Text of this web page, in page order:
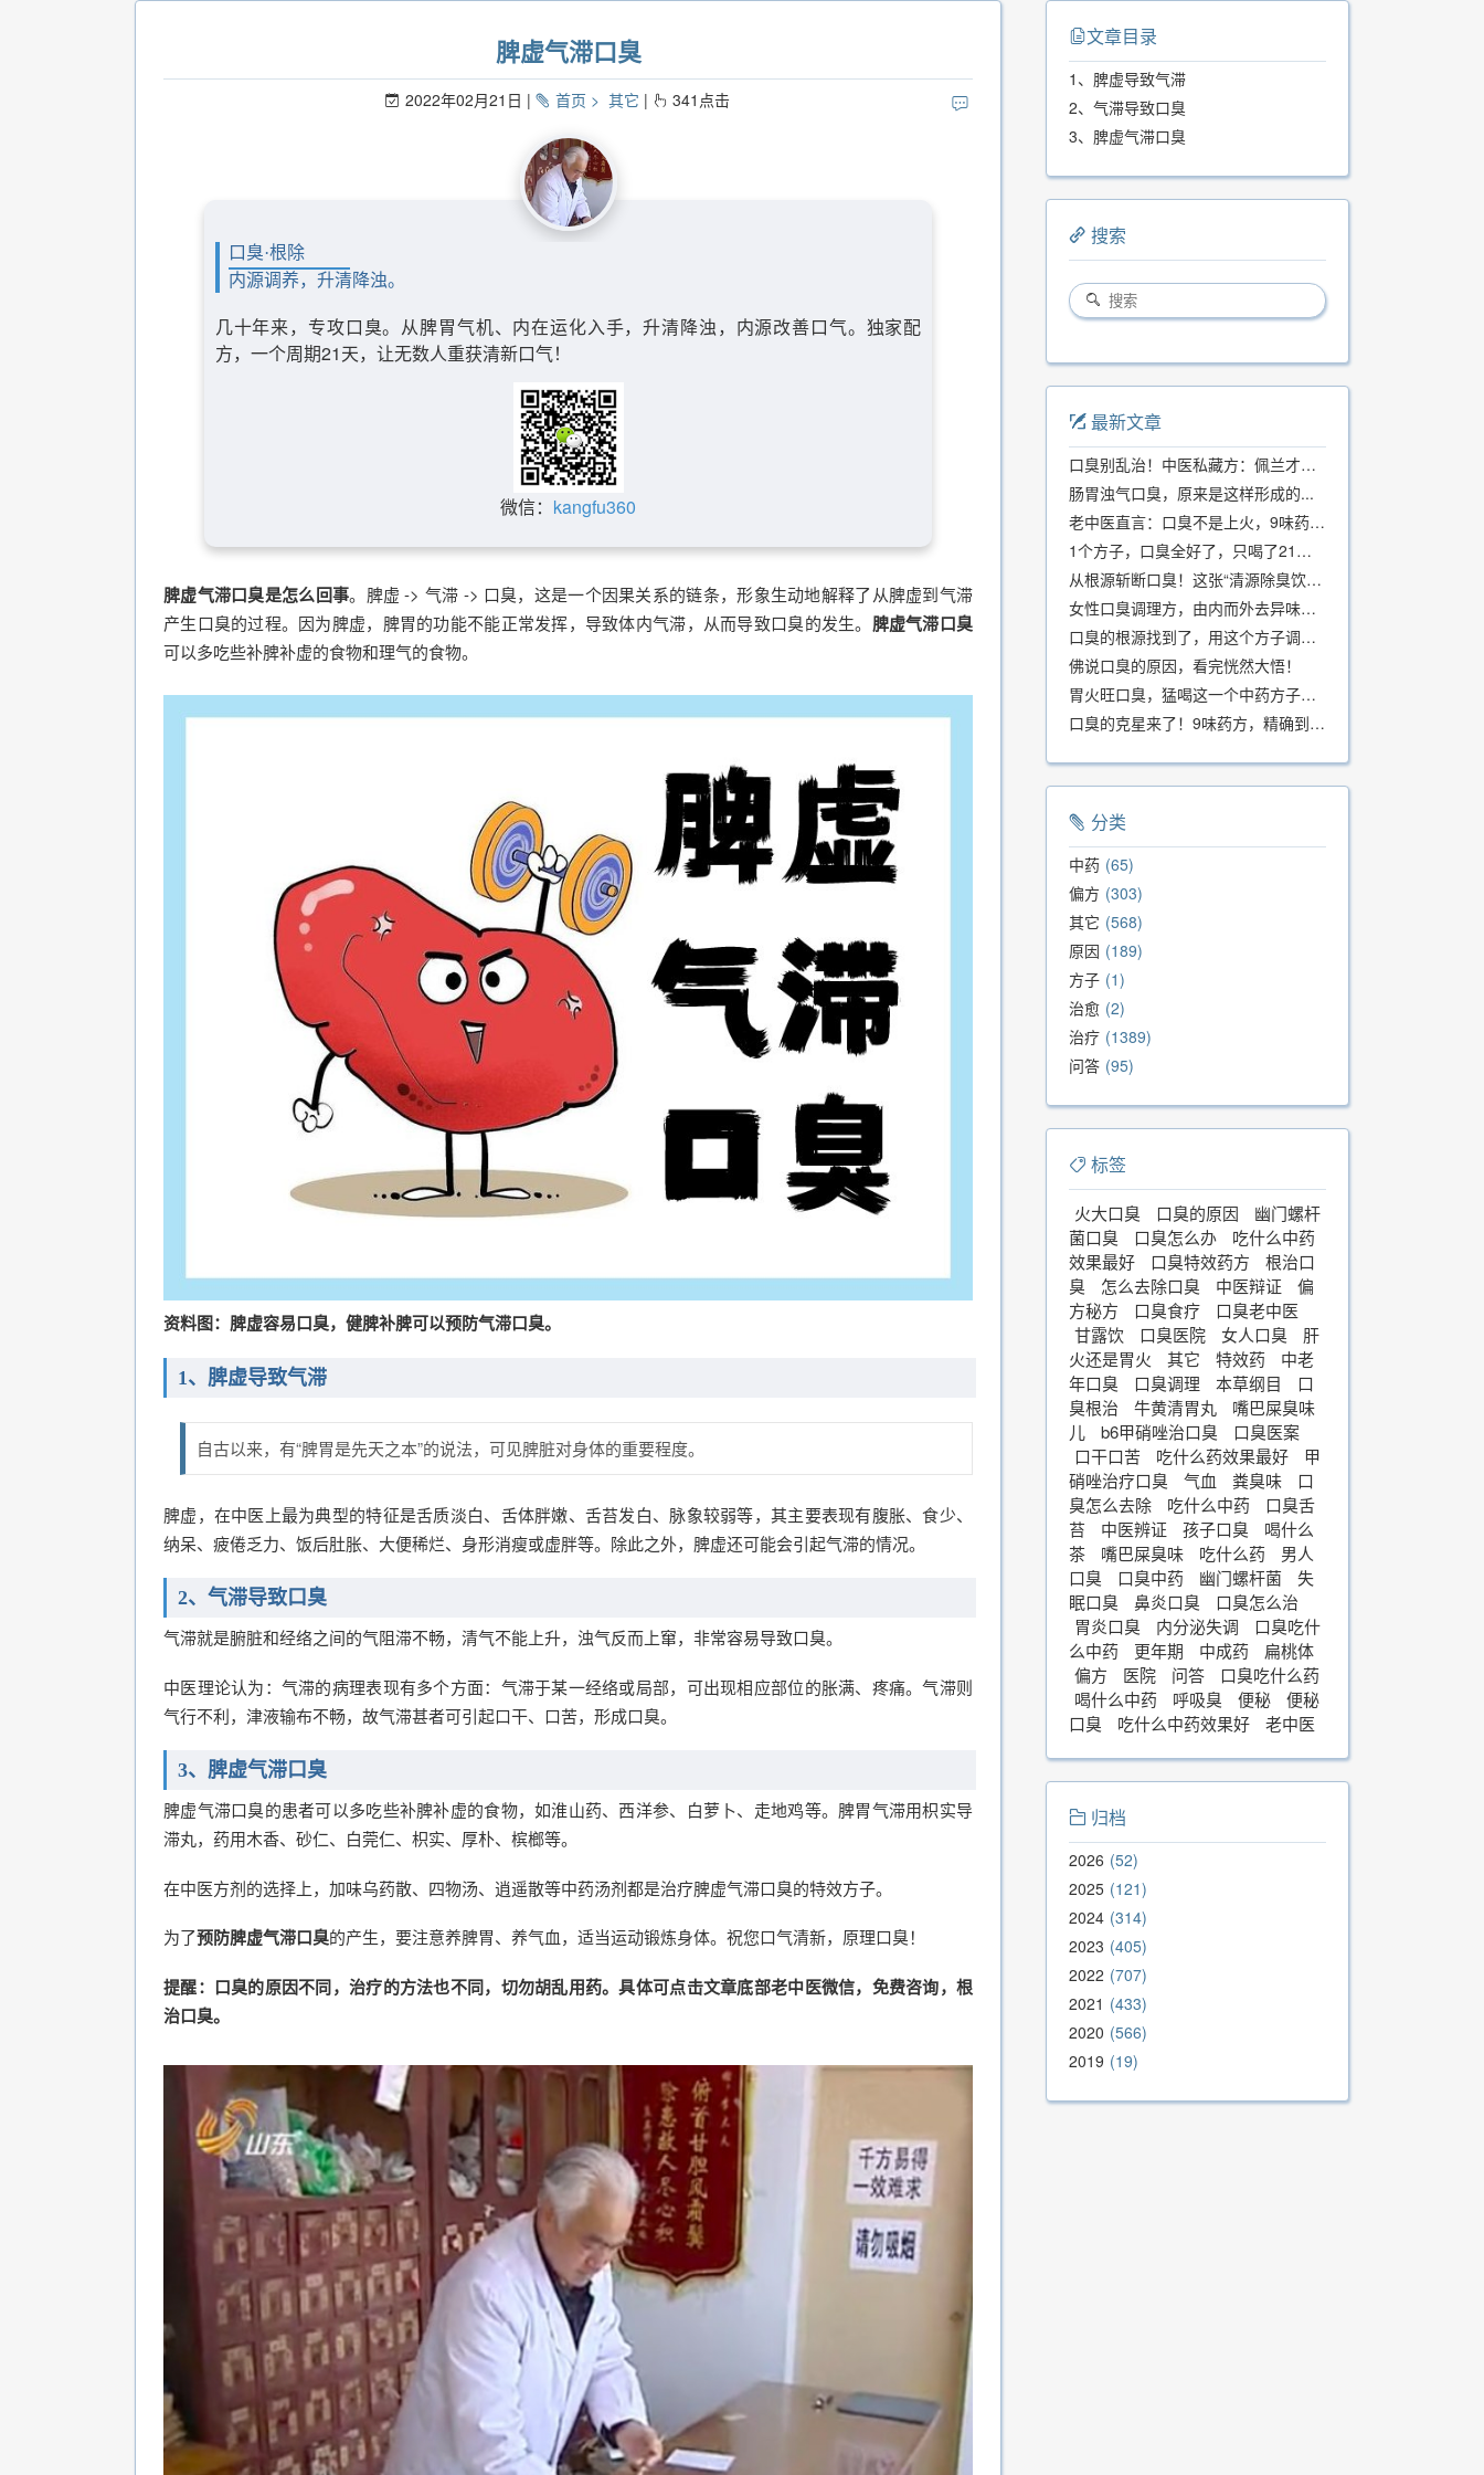
脾虚气滞口臭
2022年02月21日 首页 其它 341 点击
口臭·根除
内源调养，升清降浊。
几十年来，专攻口臭。从脾胃气机、内在运化入手，升清降浊，内源改善口气。独家配
方，一个周期21天，让无数人重获清新口气！
微信： kangfu360
脾虚气滞口臭是怎么回事。脾虚 -> 气滞 -> 口臭，这是一个因果关系的链条，形象生动地解释了从脾虚到气滞
产生口臭的过程。因为脾虚，脾胃的功能不能正常发挥，导致体内气滞，从而导致口臭的发生。 脾虚气滞口臭
可以多吃些补脾补虚的食物和理气的食物。
资料图：脾虚容易口臭，健脾补脾可以预防气滞口臭。
1、脾虚导致气滞
自古以来，有“脾胃是先天之本”的说法，可见脾脏对身体的重要程度。
脾虚，在中医上最为典型的特征是舌质淡白、舌体胖嫩、舌苔发白、脉象较弱等，其主要表现有腹胀、食少、
纳呆、疲倦乏力、饭后肚胀、大便稀烂、身形消瘦或虚胖等。除此之外，脾虚还可能会引起气滞的情况。
2、气滞导致口臭
气滞就是腑脏和经络之间的气阻滞不畅，清气不能上升，浊气反而上窜，非常容易导致口臭。
中医理论认为：气滞的病理表现有多个方面：气滞于某一经络或局部，可出现相应部位的胀满、疼痛。气滞则
气行不利，津液输布不畅，故气滞甚者可引起口干、口苦，形成口臭。
3、脾虚气滞口臭
脾虚气滞口臭的患者可以多吃些补脾补虚的食物，如淮山药、西洋参、白萝卜、走地鸡等。脾胃气滞用枳实导
滞丸，药用木香、砂仁、白莞仁、枳实、厚朴、槟榔等。
在中医方剂的选择上，加味乌药散、四物汤、逍遥散等中药汤剂都是治疗脾虚气滞口臭的特效方子。
为了预防脾虚气滞口臭的产生，要注意养脾胃、养气血，适当运动锻炼身体。祝您口气清新，原理口臭！
提醒：口臭的原因不同，治疗的方法也不同，切勿胡乱用药。具体可点击文章底部老中医微信，免费咨询，根
治口臭。
文章目录
1、脾虚导致气滞
2、气滞导致口臭
3、脾虚气滞口臭
搜索
最新文章
口臭别乱治！中医私藏方：佩兰才是口气克星，喝一周就清爽
肠胃浊气口臭，原来是这样形成的...
老中医直言：口臭不是上火，9味药食同源方，21天根除不反复
1个方子，口臭全好了，只喝了21天！
从根源斩断口臭！这张“清源除臭饮”方子，我用了几十年，效果真不错
女性口臭调理方，由内而外去异味，女性体质专用！
口臭的根源找到了，用这个方子调理，21天口吐芬芳！
佛说口臭的原因，看完恍然大悟！
胃火旺口臭，猛喝这一个中药方子就好了！
口臭的克星来了！9味药方，精确到克、药食同源、安全有效，速看！
分类
中药 65
偏方 303
其它 568
原因 189
方子 1
治愈 2
治疗 1389
问答 95
标签
火大口臭 口臭的原因
幽门螺杆
菌口臭
口臭怎么办
吃什么中药
效果最好
口臭特效药方
根治口
臭
怎么去除口臭 中医辩证
偏
方秘方
口臭食疗
口臭老中医
甘露饮
口臭医院 女人口臭
肝
火还是胃火
其它 特效药
中老
年口臭
口臭调理 本草纲目
口
臭根治
牛黄清胃丸
嘴巴屎臭味
儿
b6甲硝唑治口臭
口臭医案
口干口苦
吃什么药效果最好
甲
硝唑治疗口臭
气血 粪臭味
口
臭怎么去除
吃什么中药
口臭舌
苔
中医辨证 孩子口臭
喝什么
茶
嘴巴屎臭味 吃什么药
男人
口臭
口臭中药 幽门螺杆菌
失
眠口臭
鼻炎口臭
口臭怎么治
胃炎口臭
内分泌失调
口臭吃什
么中药
更年期 中成药
扁桃体
偏方
医院 问答
口臭吃什么药
喝什么中药
呼吸臭 便秘
便秘
口臭
吃什么中药效果好 老中医
归档
2026 52
2025 121
2024 314
2023 405
2022 707
2021
433
2020 566
2019 19